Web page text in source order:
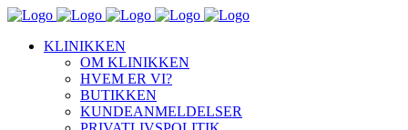
KLINIKKEN
OM KLINIKKEN
HVEM ER VI?
BUTIKKEN
KUNDEANMELDELSER